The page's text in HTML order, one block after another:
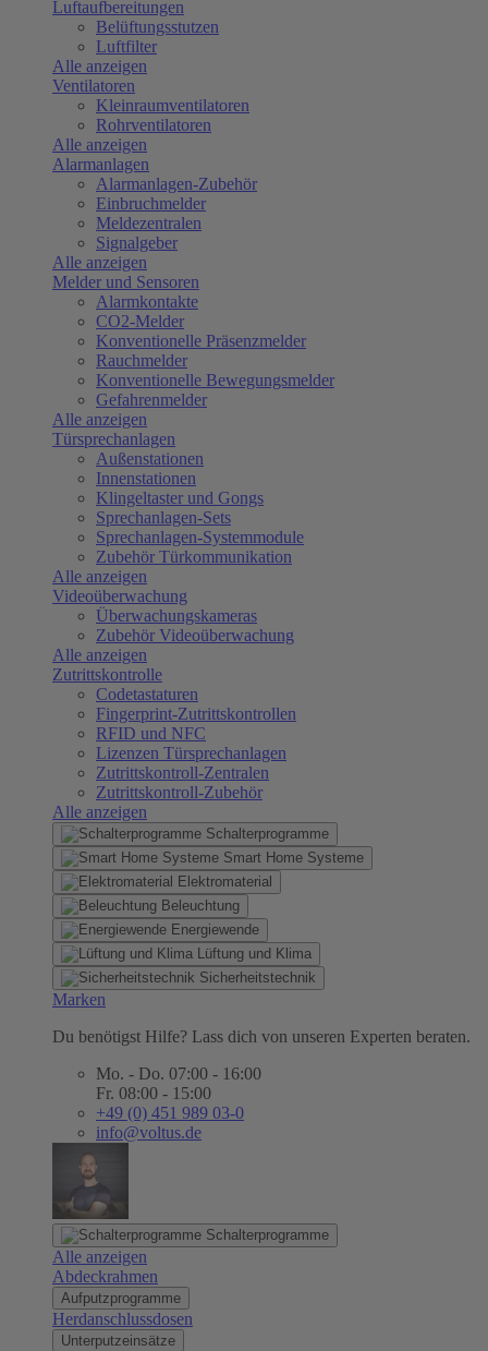
Luftaufbereitungen
Belüftungsstutzen
Luftfilter
Alle anzeigen
Ventilatoren
Kleinraumventilatoren
Rohrventilatoren
Alle anzeigen
Alarmanlagen
Alarmanlagen-Zubehör
Einbruchmelder
Meldezentralen
Signalgeber
Alle anzeigen
Melder und Sensoren
Alarmkontakte
CO2-Melder
Konventionelle Präsenzmelder
Rauchmelder
Konventionelle Bewegungsmelder
Gefahrenmelder
Alle anzeigen
Türsprechanlagen
Außenstationen
Innenstationen
Klingeltaster und Gongs
Sprechanlagen-Sets
Sprechanlagen-Systemmodule
Zubehör Türkommunikation
Alle anzeigen
Videoüberwachung
Überwachungskameras
Zubehör Videoüberwachung
Alle anzeigen
Zutrittskontrolle
Codetastaturen
Fingerprint-Zutrittskontrollen
RFID und NFC
Lizenzen Türsprechanlagen
Zutrittskontroll-Zentralen
Zutrittskontroll-Zubehör
Alle anzeigen
Schalterprogramme
Smart Home Systeme
Elektromaterial
Beleuchtung
Energiewende
Lüftung und Klima
Sicherheitstechnik
Marken
Du benötigst Hilfe? Lass dich von unseren Experten beraten.
Mo. - Do. 07:00 - 16:00
Fr. 08:00 - 15:00
+49 (0) 451 989 03-0
info@voltus.de
Schalterprogramme
Alle anzeigen
Abdeckrahmen
Aufputzprogramme
Herdanschlussdosen
Unterputzeinsätze